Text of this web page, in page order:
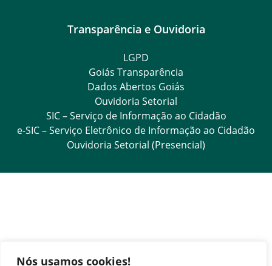
Nós usamos cookies!
Transparência e Ouvidoria
LGPD
Goiás Transparência
Dados Abertos Goiás
Ouvidoria Setorial
SIC – Serviço de Informação ao Cidadão
e-SIC – Serviço Eletrônico de Informação ao Cidadão
Ouvidoria Setorial (Presencial)